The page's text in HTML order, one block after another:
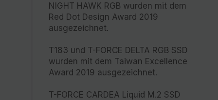
NIGHT HAWK RGB wurden mit dem
Red Dot Design Award 2019
ausgezeichnet.
T183 und T-FORCE DELTA RGB SSD
wurden mit dem Taiwan Excellence
Award 2019 ausgezeichnet.
T-FORCE CARDEA Liquid M.2 SSD